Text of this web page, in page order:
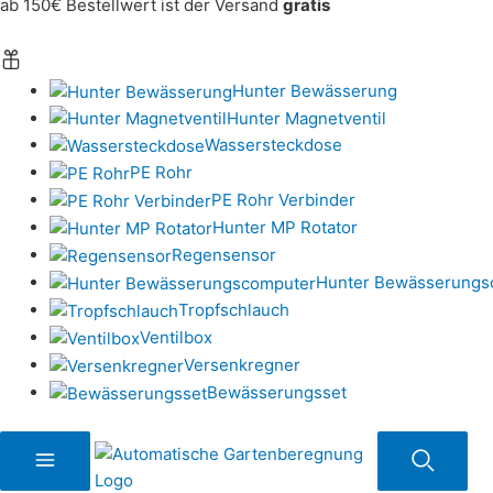
ab 150€ Bestellwert ist der Versand gratis
Hunter Bewässerung
Hunter Magnetventil
Wassersteckdose
PE Rohr
PE Rohr Verbinder
Hunter MP Rotator
Regensensor
Hunter
Tropfschlauch
Ventilbox
Versenkregner
Bewässerungsset